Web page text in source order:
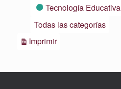
Tecnología Educativa
Todas las categorías
ImprimirVistas